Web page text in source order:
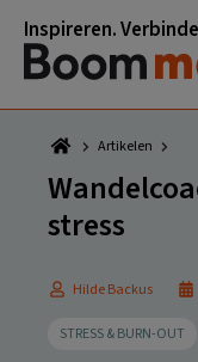
naar
hoofdnavigatie
naar
hoofd
inhoud
naar
eerste
sidebar
naar
voettekst
Inspireren.
Artikelen
stress
Hilde Backus
STRESS & BURN-OUT